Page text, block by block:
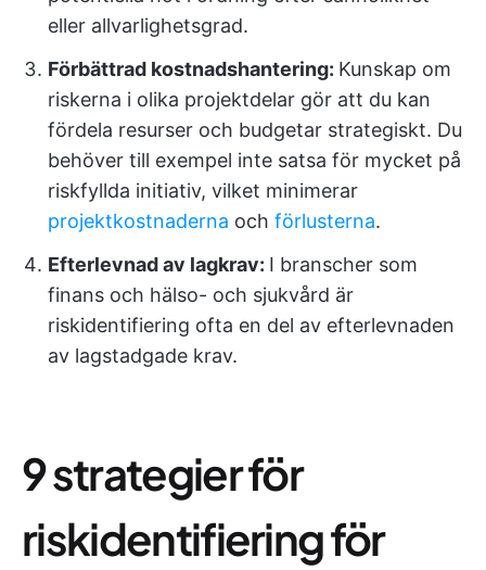
eller allvarlighetsgrad.
Förbättrad kostnadshantering: Kunskap om
riskerna i olika projektdelar gör att du kan
fördela resurser och budgetar strategiskt. Du
behöver till exempel inte satsa för mycket på
riskfyllda initiativ, vilket minimerar
projektkostnaderna och förlusterna.
Efterlevnad av lagkrav: I branscher som
finans och hälso- och sjukvård är
riskidentifiering ofta en del av efterlevnaden
av lagstadgade krav.
9 strategier för
riskidentifiering för